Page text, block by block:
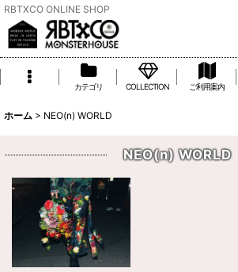
RBTXCO ONLINE SHOP
カテゴリ COLLECTION ご利用案内
ホーム > NEO(n) WORLD
NEO(n) WORLD